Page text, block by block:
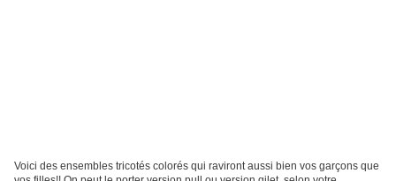
Voici des ensembles tricotés colorés qui raviront aussi bien vos garçons que